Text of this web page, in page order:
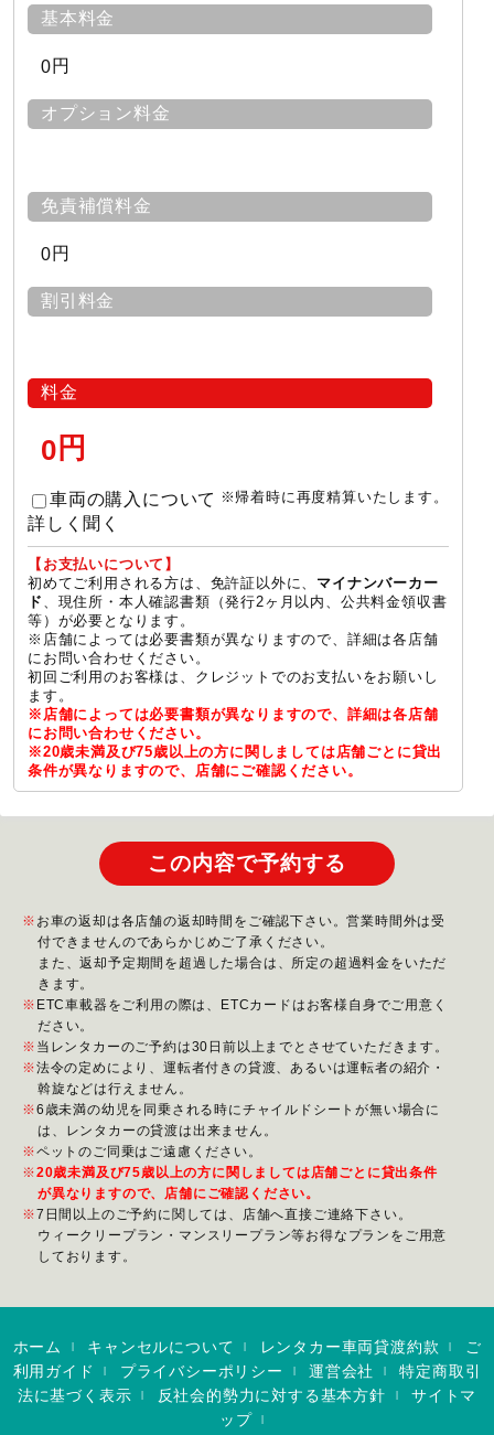
基本料金
0円
オプション料金
免責補償料金
0円
割引料金
料金
0 円
※帰着時に再度精算いたします。
車両の購入について
詳しく聞く
【お支払いについて】
初めてご利用される方は、免許証以外に、 マイナンバーカー
ド
、現住所・本人確認書類（発行2ヶ月以内、公共料金領収書
等）が必要となります。
※店舗によっては必要書類が異なりますので、詳細は各店舗
にお問い合わせください。
初回ご利用のお客様は、クレジットでのお支払いをお願いし
ます。
※店舗によっては必要書類が異なりますので、詳細は各店舗
にお問い合わせください。
※20歳未満及び75歳以上の方に関しましては店舗ごとに貸出
条件が異なりますので、店舗にご確認ください。
この内容で予約する
お車の返却は各店舗の返却時間をご確認下さい。営業時間外は受
付できませんのであらかじめご了承ください。
また、返却予定期間を超過した場合は、所定の超過料金をいただ
きます。
ETC車載器をご利用の際は、ETCカードはお客様自身でご用意く
ださい。
当レンタカーのご予約は30日前以上までとさせていただきます。
法令の定めにより、運転者付きの貸渡、あるいは運転者の紹介・
斡旋などは行えません。
6歳未満の幼児を同乗される時にチャイルドシートが無い場合に
は、レンタカーの貸渡は出来ません。
ペットのご同乗はご遠慮ください。
20歳未満及び75歳以上の方に関しましては店舗ごとに貸出条件
が異なりますので、店舗にご確認ください。
7日間以上のご予約に関しては、店舗へ直接ご連絡下さい。
ウィークリープラン・マンスリープラン等お得なプランをご用意
しております。
ホーム キャンセルについて レンタカー車両貸渡約款
ご
利用ガイド
プライバシーポリシー 運営会社 |特定商取引
法に基づく表示
反社会的勢力に対する基本方針
サイトマ
ップ